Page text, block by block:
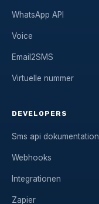
WhatsApp API
Voice
Email2SMS
Virtuelle nummer
DEVELOPERS
Sms api dokumentation
Webhooks
Integrationen
Zapier